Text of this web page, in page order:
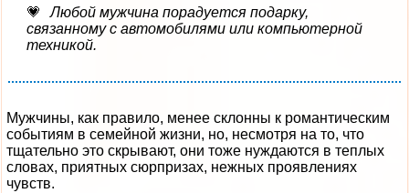
Любой мужчина порадуется подарку,
связанному с автомобилями или компьютерной
техникой.
Мужчины, как правило, менее склонны к романтическим
событиям в семейной жизни, но, несмотря на то, что
тщательно это скрывают, они тоже нуждаются в теплых
словах, приятных сюрпризах, нежных проявлениях
чувств.